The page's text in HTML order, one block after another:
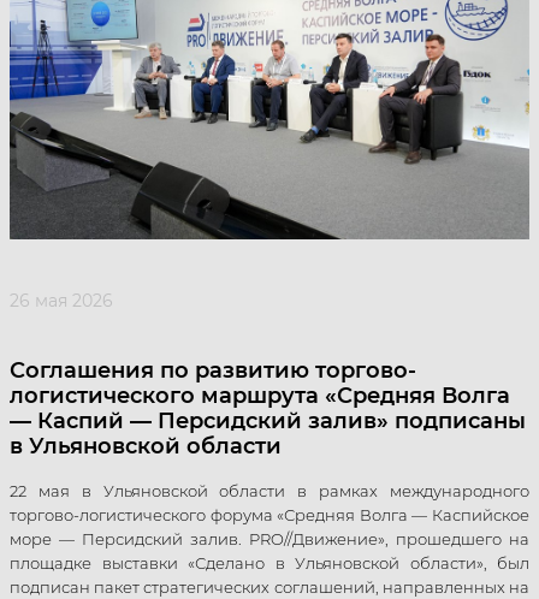
26 мая 2026
Соглашения по развитию торгово-
логистического маршрута «Средняя Волга
— Каспий — Персидский залив» подписаны
в Ульяновской области
22 мая в Ульяновской области в рамках международного
торгово-логистического форума «Средняя Волга — Каспийское
море — Персидский залив. PRO//Движение», прошедшего на
площадке выставки «Сделано в Ульяновской области», был
подписан пакет стратегических соглашений, направленных на